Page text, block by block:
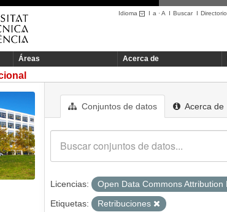
Idioma I a ·A I BuscarI Directorio
Áreas Acerca de
Conjuntos de datos Acerca de
Licencias: Open Data Commons Attribution
Etiquetas:
Retribuciones